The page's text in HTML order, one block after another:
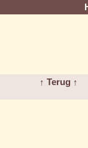
↑ Terug ↑